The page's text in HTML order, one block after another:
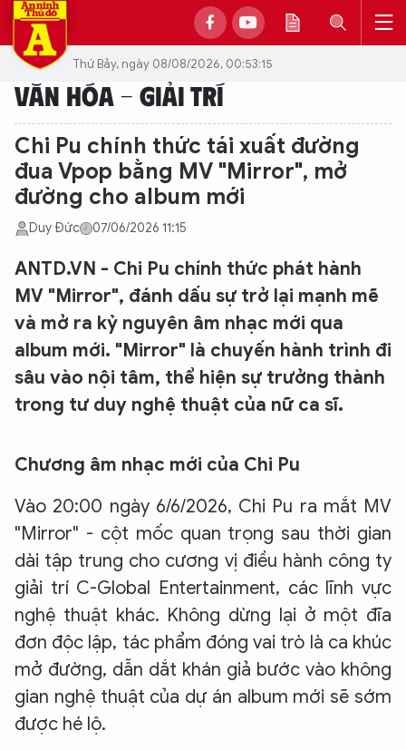
Thứ Bảy, ngày 08/08/2026, 00:53:15
VĂN HÓA - GIẢI TRÍ
Chi Pu chính thức tái xuất đường
đua Vpop bằng MV "Mirror", mở
đường cho album mới
Duy Đức 07/06/2026 11:15
ANTD.VN - Chi Pu chính thức phát hành
MV "Mirror", đánh dấu sự trở lại mạnh mẽ
và mở ra kỷ nguyên âm nhạc mới qua
album mới. "Mirror" là chuyến hành trình đi
sâu vào nội tâm, thể hiện sự trưởng thành
trong tư duy nghệ thuật của nữ ca sĩ.
Chương âm nhạc mới của Chi Pu
Vào 20:00 ngày 6/6/2026, Chi Pu ra mắt MV
"Mirror" - cột mốc quan trọng sau thời gian
dài tập trung cho cương vị điều hành công ty
giải trí C-Global Entertainment, các lĩnh vực
nghệ thuật khác. Không dừng lại ở một đĩa
đơn độc lập, tác phẩm đóng vai trò là ca khúc
mở đường, dẫn dắt khán giả bước vào không
gian nghệ thuật của dự án album mới sẽ sớm
được hé lộ.